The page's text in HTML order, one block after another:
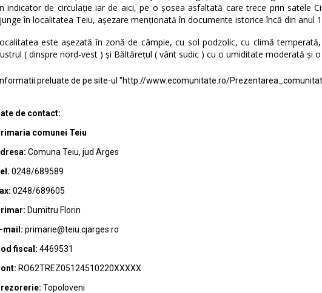
indicator de circulație iar de aici, pe o șosea asfaltată care trece prin satele
în localitatea Teiu, așezare menționată în documente istorice încă din anul
este așezată în zonă de câmpie, cu sol podzolic, cu climă
( dinspre nord-vest ) și Băltărețul ( vânt sudic ) cu o umiditate moderată și
preluate de pe site-ul "http://www.ecomunitate.ro/
de contact:
comunei Teiu
Comuna Teiu, jud Arges
0248/689589
0248/689605
Dumitru Florin
mail: primarie@teiu.cjarges.ro
fiscal: 4469531
RO62TREZ05124510220XXXXX
Topoloveni